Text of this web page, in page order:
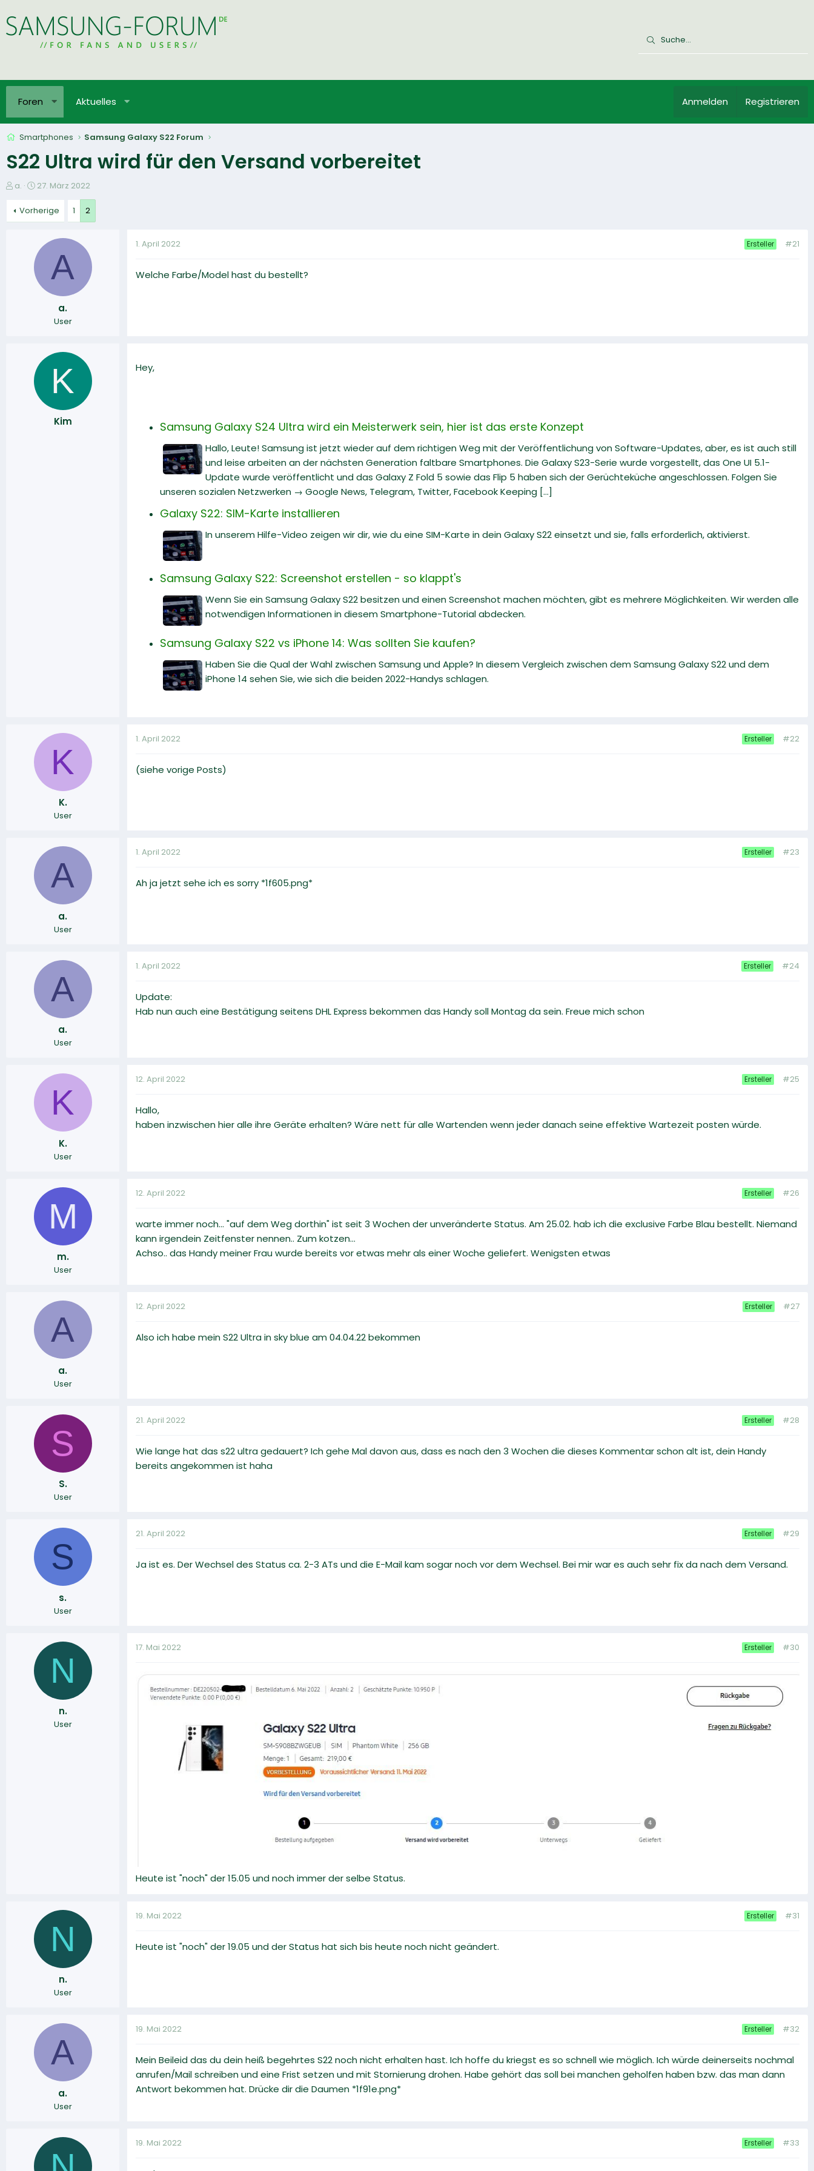
Foren Aktuelles Anmelden Registrieren
Smartphones Samsung Galaxy S22 Forum
S22 Ultra wird für den Versand vorbereitet
E
s
t
a.
E
s
t
l
a
27. März 2022
Vorherige 1 2
A
a.
User
1. April 2022 Ersteller #21
Welche Farbe/Model hast du bestellt?
K
Kim
Hey,
Samsung Galaxy S24 Ultra wird ein Meisterwerk sein, hier ist das erste Konzept
Hallo, Leute! Samsung ist jetzt wieder auf dem richtigen Weg mit der Veröffentlichung von Software-Updates, aber, es ist auch still
und leise arbeiten an der nächsten Generation faltbare Smartphones. Die Galaxy S23-Serie wurde vorgestellt, das One UI 5.1-
Update wurde veröffentlicht und das Galaxy Z Fold 5 sowie das Flip 5 haben sich der Gerüchteküche angeschlossen. Folgen Sie
unseren sozialen Netzwerken → Google News, Telegram, Twitter, Facebook Keeping [...]
Galaxy S22: SIM-Karte installieren
In unserem Hilfe-Video zeigen wir dir, wie du eine SIM-Karte in dein Galaxy S22 einsetzt und sie, falls erforderlich, aktivierst.
Samsung Galaxy S22: Screenshot erstellen - so klappt's
Wenn Sie ein Samsung Galaxy S22 besitzen und einen Screenshot machen möchten, gibt es mehrere Möglichkeiten. Wir werden alle
notwendigen Informationen in diesem Smartphone-Tutorial abdecken.
Samsung Galaxy S22 vs iPhone 14: Was sollten Sie kaufen?
Haben Sie die Qual der Wahl zwischen Samsung und Apple? In diesem Vergleich zwischen dem Samsung Galaxy S22 und dem
iPhone 14 sehen Sie, wie sich die beiden 2022-Handys schlagen.
K
K.
User
1. April 2022 Ersteller #22
(siehe vorige Posts)
A
a.
User
1. April 2022 Ersteller #23
Ah ja jetzt sehe ich es sorry *1f605.png*
A
a.
User
1. April 2022 Ersteller #24
Update:
Hab nun auch eine Bestätigung seitens DHL Express bekommen das Handy soll Montag da sein. Freue mich schon
K
K.
User
12. April 2022 Ersteller #25
Hallo,
haben inzwischen hier alle ihre Geräte erhalten? Wäre nett für alle Wartenden wenn jeder danach seine effektive Wartezeit posten würde.
M
m.
User
12. April 2022 Ersteller #26
warte immer noch... "auf dem Weg dorthin" ist seit 3 Wochen der unveränderte Status. Am 25.02. hab ich die exclusive Farbe Blau bestellt. Niemand
kann irgendein Zeitfenster nennen.. Zum kotzen...
Achso.. das Handy meiner Frau wurde bereits vor etwas mehr als einer Woche geliefert. Wenigsten etwas
A
a.
User
12. April 2022 Ersteller #27
Also ich habe mein S22 Ultra in sky blue am 04.04.22 bekommen
S
S.
User
21. April 2022 Ersteller #28
Wie lange hat das s22 ultra gedauert? Ich gehe Mal davon aus, dass es nach den 3 Wochen die dieses Kommentar schon alt ist, dein Handy
bereits angekommen ist haha
S
s.
User
21. April 2022 Ersteller #29
Ja ist es. Der Wechsel des Status ca. 2-3 ATs und die E-Mail kam sogar noch vor dem Wechsel. Bei mir war es auch sehr fix da nach dem Versand.
N
n.
User
17. Mai 2022 Ersteller #30
Heute ist "noch" der 15.05 und noch immer der selbe Status.
N
n.
User
19. Mai 2022 Ersteller #31
Heute ist "noch" der 19.05 und der Status hat sich bis heute noch nicht geändert.
A
a.
User
19. Mai 2022 Ersteller #32
Mein Beileid das du dein heiß begehrtes S22 noch nicht erhalten hast. Ich hoffe du kriegst es so schnell wie möglich. Ich würde deinerseits nochmal
anrufen/Mail schreiben und eine Frist setzen und mit Stornierung drohen. Habe gehört das soll bei manchen geholfen haben bzw. das man dann
Antwort bekommen hat. Drücke dir die Daumen *1f91e.png*
19. Mai 2022 Ersteller #33